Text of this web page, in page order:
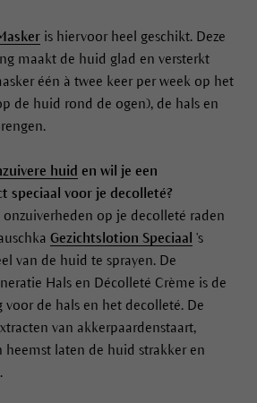
is hiervoor heel geschikt. Deze
maakt de huid glad en versterkt
één à twee keer per week op het
de huid rond de ogen), de hals en
huid en wil je een
speciaal voor je decolleté?
onzuiverheden op je decolleté raden
Gezichtslotion Speciaal 's
van de huid te sprayen. De
Hals en Décolleté Crème is de
voor de hals en het decolleté. De
van akkerpaardenstaart,
heemst laten de huid strakker en